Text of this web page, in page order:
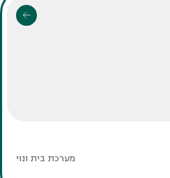
מערכת בית ונוי